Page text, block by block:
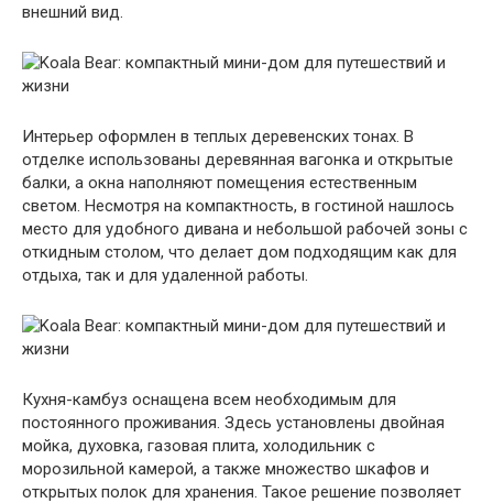
внешний вид.
Интерьер оформлен в теплых деревенских тонах. В
отделке использованы деревянная вагонка и открытые
балки, а окна наполняют помещения естественным
светом. Несмотря на компактность, в гостиной нашлось
место для удобного дивана и небольшой рабочей зоны с
откидным столом, что делает дом подходящим как для
отдыха, так и для удаленной работы.
Кухня-камбуз оснащена всем необходимым для
постоянного проживания. Здесь установлены двойная
мойка, духовка, газовая плита, холодильник с
морозильной камерой, а также множество шкафов и
открытых полок для хранения. Такое решение позволяет